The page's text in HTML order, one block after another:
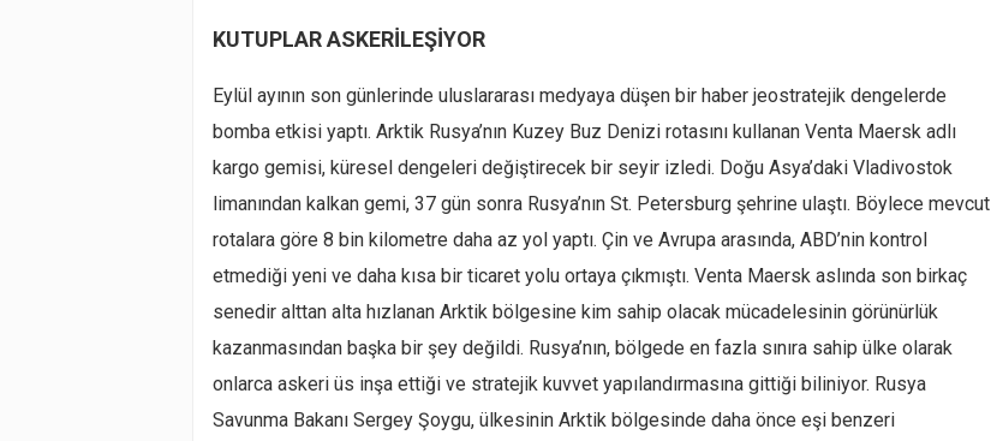
KUTUPLAR ASKERİLEŞİYOR
Eylül ayının son günlerinde uluslararası medyaya düşen bir haber jeostratejik dengelerde
bomba etkisi yaptı. Arktik Rusya’nın Kuzey Buz Denizi rotasını kullanan Venta Maersk adlı
kargo gemisi, küresel dengeleri değiştirecek bir seyir izledi. Doğu Asya’daki Vladivostok
limanından kalkan gemi, 37 gün sonra Rusya’nın St. Petersburg şehrine ulaştı. Böylece mevcut
rotalara göre 8 bin kilometre daha az yol yaptı. Çin ve Avrupa arasında, ABD’nin kontrol
etmediği yeni ve daha kısa bir ticaret yolu ortaya çıkmıştı. Venta Maersk aslında son birkaç
senedir alttan alta hızlanan Arktik bölgesine kim sahip olacak mücadelesinin görünürlük
kazanmasından başka bir şey değildi. Rusya’nın, bölgede en fazla sınıra sahip ülke olarak
onlarca askeri üs inşa ettiği ve stratejik kuvvet yapılandırmasına gittiği biliniyor. Rusya
Savunma Bakanı Sergey Şoygu, ülkesinin Arktik bölgesinde daha önce eşi benzeri